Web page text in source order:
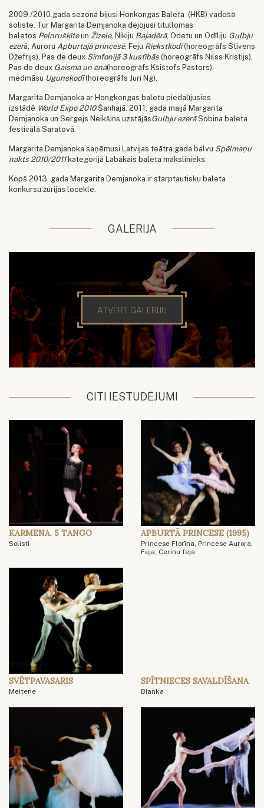
2009./2010.gada sezonā bijusi Honkongas Baleta (HKB) vadošā
soliste. Tur Margarita Demjanoka dejojusi titullomas
baletos Pelnrušķīteun Žizele, Nikiju Bajadērā, Odetu un Odīliju Gulbju
ezerā, Auroru Apburtajā princesē, Feju Riekstkodī(horeogrāfs Stīvens
Džefrijs), Pas de deux Simfonijā 3 kustībās (horeogrāfs Nilss Kristijs),
Pas de deux Gaismā un ēnā(horeogrāfs Kšištofs Pastors),
medmāsu Ugunskodī(horeogrāfs Juri Ng).
Margarita Demjanoka ar Hongkongas baletu piedalījusies
izstādē World Expo 2010Šanhajā. 2011. gada maijā Margarita
Demjanoka un Sergejs Neikšins uzstājāsGulbju ezerāSobina baleta
festivālā Saratovā.
Margarita Demjanoka saņēmusi Latvijas teātra gada balvu Spēlmaņu
nakts 2010/2011kategorijā Labākais baleta mākslinieks.
Kopš 2013. gada Margarita Demjanoka ir starptautisku baleta
konkursu žūrijas locekle.
GALERIJA
ATVĒRT GALERIJU
CITI IESTUDĒJUMI
KARMENA. 5 TANGO
Solisti
APBURTĀ PRINCESE (1995)
Princese Florīna, Princese Aurora,
Feja, Ceriņu feja
SVĒTPAVASARIS
Meitene
SPĪTNIECES SAVALDĪŠANA
Bianka